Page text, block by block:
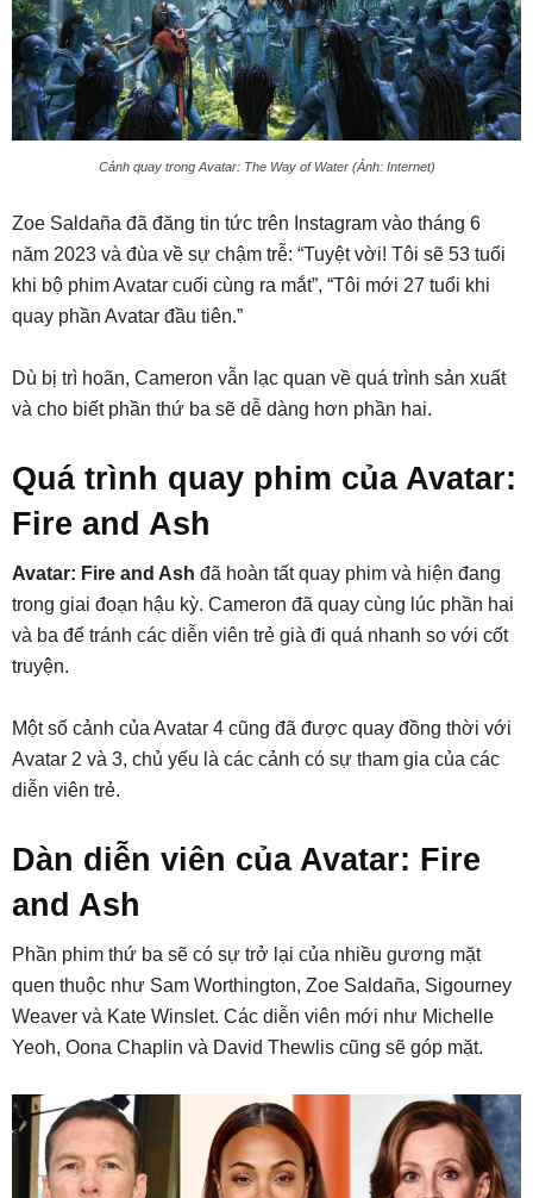
Cảnh quay trong Avatar: The Way of Water (Ảnh: Internet)
Zoe Saldaña đã đăng tin tức trên Instagram vào tháng 6
năm 2023 và đùa về sự chậm trễ: “Tuyệt vời! Tôi sẽ 53 tuổi
khi bộ phim Avatar cuối cùng ra mắt”, “Tôi mới 27 tuổi khi
quay phần Avatar đầu tiên.”
Dù bị trì hoãn, Cameron vẫn lạc quan về quá trình sản xuất
và cho biết phần thứ ba sẽ dễ dàng hơn phần hai.
Quá trình quay phim của Avatar:
Fire and Ash
Avatar: Fire and Ash đã hoàn tất quay phim và hiện đang
trong giai đoạn hậu kỳ. Cameron đã quay cùng lúc phần hai
và ba để tránh các diễn viên trẻ già đi quá nhanh so với cốt
truyện.
Một số cảnh của Avatar 4 cũng đã được quay đồng thời với
Avatar 2 và 3, chủ yếu là các cảnh có sự tham gia của các
diễn viên trẻ.
Dàn diễn viên của Avatar: Fire
and Ash
Phần phim thứ ba sẽ có sự trở lại của nhiều gương mặt
quen thuộc như Sam Worthington, Zoe Saldaña, Sigourney
Weaver và Kate Winslet. Các diễn viên mới như Michelle
Yeoh, Oona Chaplin và David Thewlis cũng sẽ góp mặt.